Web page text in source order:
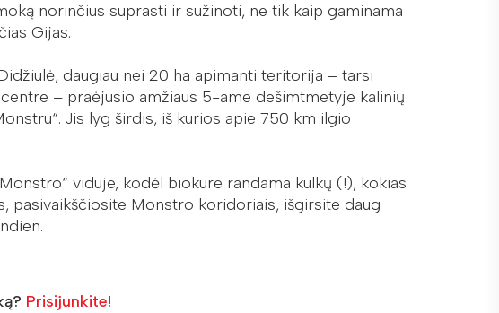
norinčius suprasti ir sužinoti, ne tik kaip gaminama
Gijas.
daugiau nei 20 ha apimanti teritorija – tarsi
– praėjusio amžiaus 5-ame dešimtmetyje kalinių
Jis lyg širdis, iš kurios apie 750 km ilgio
viduje, kodėl biokure randama kulkų (!), kokias
pasivaikščiosite Monstro koridoriais, išgirsite daug
Prisijunkite!